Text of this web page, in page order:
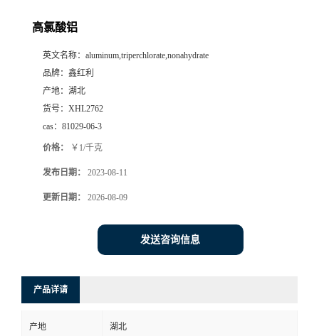
高氯酸铝
英文名称： aluminum,triperchlorate,nonahydrate
品牌： 鑫红利
产地： 湖北
货号： XHL2762
cas： 81029-06-3
价格： ￥1/千克
发布日期： 2023-08-11
更新日期： 2026-08-09
发送咨询信息
产品详请
产地 湖北